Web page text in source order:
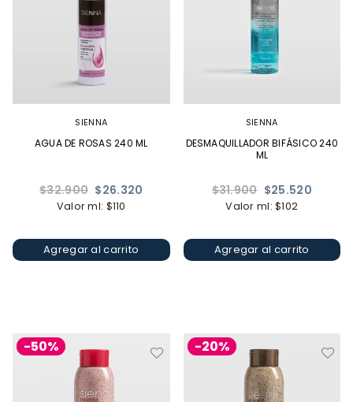
SIENNA
AGUA DE ROSAS 240 ML
Precio
habitual
$32.900 $26.320
Valor ml: $110
Agregar al carrito
SIENNA
DESMAQUILLADOR BIFÁSICO 240
ML
Precio
habitual
$31.900 $25.520
Valor ml: $102
Agregar al carrito
-50% -20%